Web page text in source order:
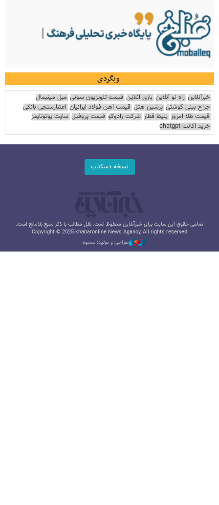
وبگردی
خبرآنلاین راه نو آنلاین بازی آنلاین قیمت تلویزیون سونی مبل مینیمال
جراح بینی گوشتی پرشین هتل قیمت آهن فولاد ایرانیان اعتبارسنجی بانکی
قیمت طلا امروز بلیط قطار شرکت رادوکو قیمت پروفیل سایت یوتوتایمز
خرید اکانت chatgpt
نسخه دسکتاپ
تمامی حقوق این سایت برای خبرآنلاین محفوظ است. نقل مطالب با ذکر منبع بلامانع است.
Copyright © 2025 khabaronline News Agancy, All rights reserved
طراحی و تولید: نستوه